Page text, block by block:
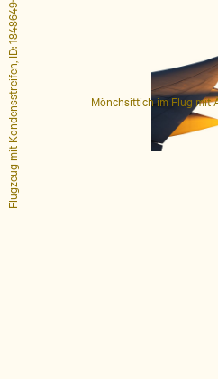
Mönchsittich im Flug mit
Flugzeug mit Kondensstreifen, ID: 1848649